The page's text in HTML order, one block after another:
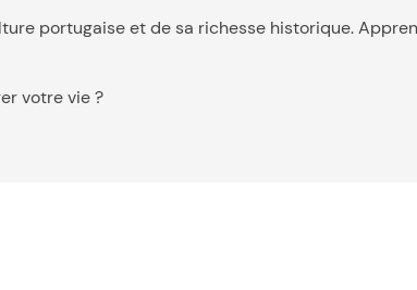
portugaise et de sa richesse historique.
votre vie ?